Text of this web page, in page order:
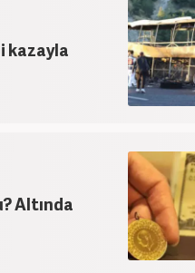
kazayla
Altında